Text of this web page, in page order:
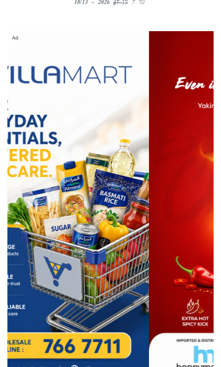
7 އޯގަސްޓު 2026 - 18:13
Ad